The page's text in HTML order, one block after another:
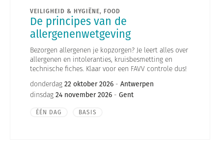
VEILIGHEID & HYGIËNE, FOOD
De principes van de
allergenenwetgeving
Bezorgen allergenen je kopzorgen? Je leert alles over
allergenen en intoleranties, kruisbesmetting en
technische fiches. Klaar voor een FAVV controle dus!
donderdag 22 oktober 2026 - Antwerpen
dinsdag 24 november 2026 - Gent
ÉÉN DAG BASIS